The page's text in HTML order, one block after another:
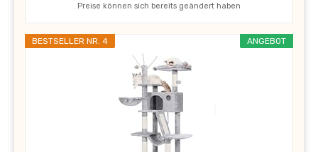
Preise können sich bereits geändert haben
ANGEBOT
BESTSELLER NR. 4